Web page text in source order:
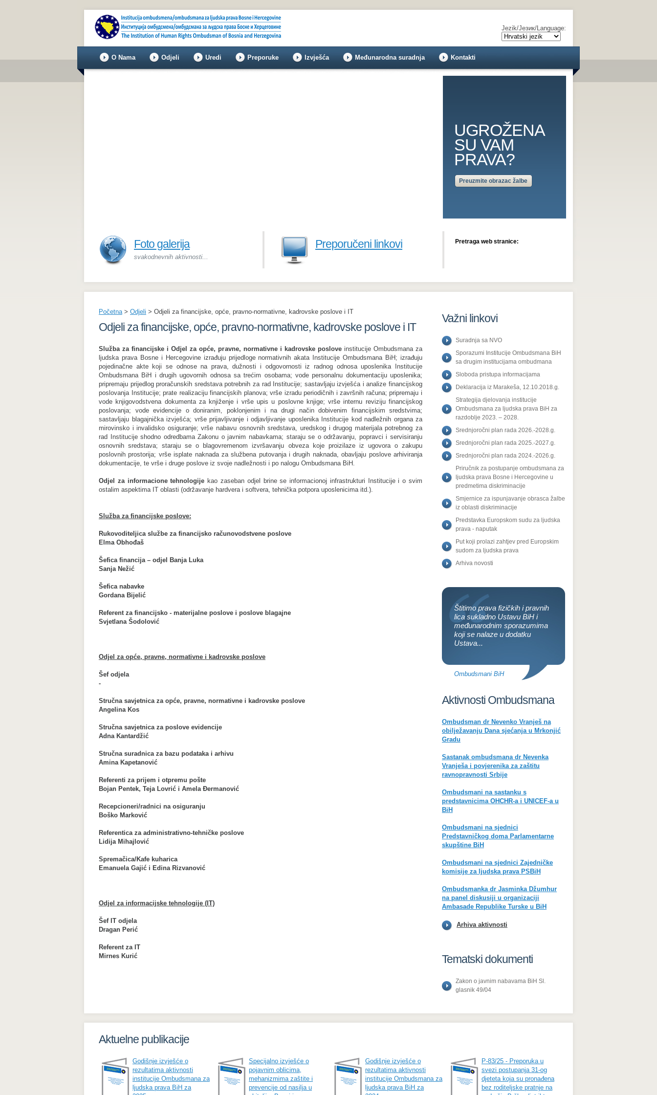
Jezik/Језик/Language:
O Nama Odjeli Uredi Preporuke Izvješća Međunarodna suradnja Kontakti
UGROŽENA
SU VAM
PRAVA?
Preuzmite obrazac žalbe
Foto galerija
svakodnevnih aktivnosti...
Preporučeni linkovi Pretraga web stranice:
Početna> Odjeli > Odjeli za financijske, opće, pravno-normativne, kadrovske poslove i IT
Odjeli za financijske, opće, pravno-normativne, kadrovske poslove i IT
Služba za financijske i Odjel za opće, pravne, normativne i kadrovske posloveinstitucije Ombudsmana za
ljudska prava Bosne i Hercegovine izrađuju prijedloge normativnih akata Institucije Ombudsmana BiH; izrađuju
pojedinačne akte koji se odnose na prava, dužnosti i odgovornosti iz radnog odnosa uposlenika Institucije
Ombudsmana BiH i drugih ugovornih odnosa sa trećim osobama; vode personalnu dokumentaciju uposlenika;
pripremaju prijedlog proračunskih sredstava potrebnih za rad Institucije; sastavljaju izvješća i analize financijskog
poslovanja Institucije; prate realizaciju financijskih planova; vrše izradu periodičnih i završnih računa; pripremaju i
vode knjigovodstvena dokumenta za knjiženje i vrše upis u poslovne knjige; vrše internu reviziju financijskog
poslovanja; vode evidencije o doniranim, poklonjenim i na drugi način dobivenim financijskim sredstvima;
sastavljaju blagajnička izvješća; vrše prijavljivanje i odjavljivanje uposlenika Institucije kod nadležnih organa za
mirovinsko i invalidsko osiguranje; vrše nabavu osnovnih sredstava, uredskog i drugog materijala potrebnog za
rad Institucije shodno odredbama Zakonu o javnim nabavkama; staraju se o održavanju, popravci i servisiranju
osnovnih sredstava; staraju se o blagovremenom izvršavanju obveza koje proizilaze iz ugovora o zakupu
poslovnih prostorija; vrše isplate naknada za službena putovanja i drugih naknada, obavljaju poslove arhiviranja
dokumentacije, te vrše i druge poslove iz svoje nadležnosti i po nalogu Ombudsmana BiH.
Odjel za informacione tehnologije kao zaseban odjel brine se informacionoj infrastrukturi Institucije i o svim
ostalim aspektima IT oblasti (održavanje hardvera i softvera, tehnička potpora uposlenicima itd.).
Služba za financijske poslove:
Rukovoditeljica službe za financijsko računovodstvene poslove
Elma Obhođaš
Šefica financija – odjel Banja Luka
Sanja Nežić
Šefica nabavke
Gordana Bijelić
Referent za financijsko - materijalne poslove i poslove blagajne
Svjetlana Šodolović
Odjel za opće, pravne, normativne i kadrovske poslove
Šef odjela
-
Stručna savjetnica za opće, pravne, normativne i kadrovske poslove
Angelina Kos
Stručna savjetnica za poslove evidencije
Adna Kantardžić
Stručna suradnica za bazu podataka i arhivu
Amina Kapetanović
Referenti za prijem i otpremu pošte
Bojan Pentek, Teja Lovrić i Amela Đermanović
Recepcioneri/radnici na osiguranju
Boško Marković
Referentica za administrativno-tehničke poslove
Lidija Mihajlović
Spremačica/Kafe kuharica
Emanuela Gajić i Edina Rizvanović
Odjel za informacijske tehnologije (IT)
Šef IT odjela
Dragan Perić
Referent za IT
Mirnes Kurić
Važni linkovi
Suradnja sa NVO
Sporazumi Institucije Ombudsmana BiH
sa drugim institucijama ombudmana
Sloboda pristupa informacijama
Deklaracija iz Marakeša, 12.10.2018.g.
Strategija djelovanja institucije
Ombudsmana za ljudska prava BiH za
razdoblje 2023. – 2028.
Srednjoročni plan rada 2026.-2028.g.
Srednjoročni plan rada 2025.-2027.g.
Srednjoročni plan rada 2024.-2026.g.
Priručnik za postupanje ombudsmana za
ljudska prava Bosne i Hercegovine u
predmetima diskriminacije
Smjernice za ispunjavanje obrasca žalbe
iz oblasti diskriminacije
Predstavka Europskom sudu za ljudska
prava - naputak
Put koji prolazi zahtjev pred Europskim
sudom za ljudska prava
Arhiva novosti
Štitimo prava fizičkih i pravnih
lica sukladno Ustavu BiH i
međunarodnim sporazumima
koji se nalaze u dodatku
Ustava...
Ombudsmani BiH
Aktivnosti Ombudsmana
Ombudsman dr Nevenko Vranješ na
obilježavanju Dana sjećanja u Mrkonjić
Gradu
Sastanak ombudsmana dr Nevenka
Vranješa i povjerenika za zaštitu
ravnopravnosti Srbije
Ombudsmani na sastanku s
predstavnicima OHCHR-a i UNICEF-a u
BiH
Ombudsmani na sjednici
Predstavničkog doma Parlamentarne
skupštine BiH
Ombudsmani na sjednici Zajedničke
komisije za ljudska prava PSBiH
Ombudsmanka dr Jasminka Džumhur
na panel diskusiji u organizaciji
Ambasade Republike Turske u BiH
Arhiva aktivnosti
Tematski dokumenti
Zakon o javnim nabavama BiH Sl.
glasnik 49/04
Aktuelne publikacije
Godišnje izvješće o
rezultatima aktivnosti
institucije Ombudsmana za
ljudska prava BiH za
Specijalno izvješće o
pojavnim oblicima,
mehanizmima zaštite i
prevencije od nasilja u
Godišnje izvješće o
rezultatima aktivnosti
institucije Ombudsmana za
ljudska prava BiH za
P-83/25 - Preporuka u
svezi postupanja 31-og
djeteta koja su pronađena
bez roditeljske pratnje na